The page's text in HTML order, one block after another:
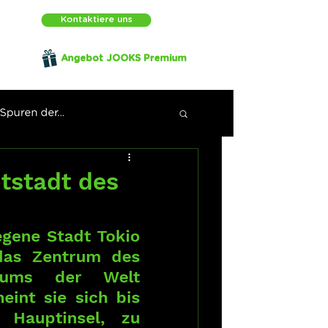
Kontaktiere uns
Angebot JOOKS Premium
der...
des
Stadt Tokio
Zentrum des
der Welt
sie sich bis
zu